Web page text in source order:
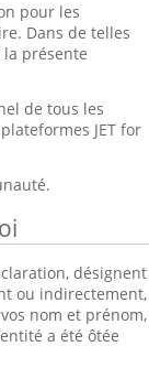
pour les
Dans de telles
présente
de tous les
JET for
désignent
ou indirectement,
nom et prénom,
a été ôtée